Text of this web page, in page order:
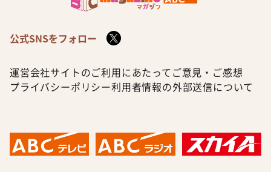
公式SNSをフォロー
運営会社サイトのご利用にあたって ご意見・ご感想
プライバシーポリシー利用者情報の外部送信について